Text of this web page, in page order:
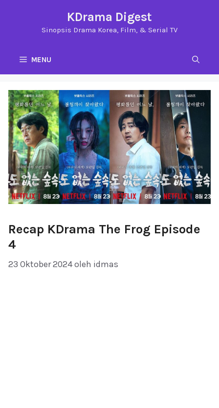
KDrama Digest
Sinopsis Drama Korea, Film, & Serial TV
MENU
Recap KDrama The Frog Episode
4
23 Oktober 2024oleh idmas